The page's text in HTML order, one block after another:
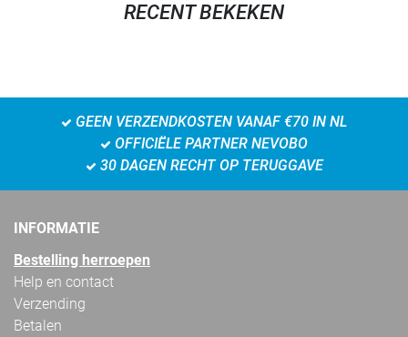
RECENT BEKEKEN
GEEN VERZENDKOSTEN VANAF €70 IN NL
OFFICIËLE PARTNER NEVOBO
30 DAGEN RECHT OP TERUGGAVE
INFORMATIE
Bestelling herroepen
Help en contact
Verzending
Betalen